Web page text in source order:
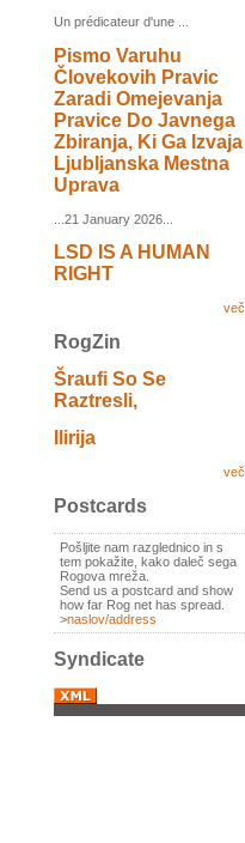
Un prédicateur d'une ...
Pismo Varuhu
Človekovih Pravic
Zaradi Omejevanja
Pravice Do Javnega
Zbiranja, Ki Ga Izvaja
Ljubljanska Mestna
Uprava
...21 January 2026...
LSD IS A HUMAN
RIGHT
več
RogZin
Šraufi So Se
Raztresli,
Ilirija
več
Postcards
Pošljite nam razglednico in s
tem pokažite, kako daleč sega
Rogova mreža.
Send us a postcard and show
how far Rog net has spread.
>naslov/address
Syndicate